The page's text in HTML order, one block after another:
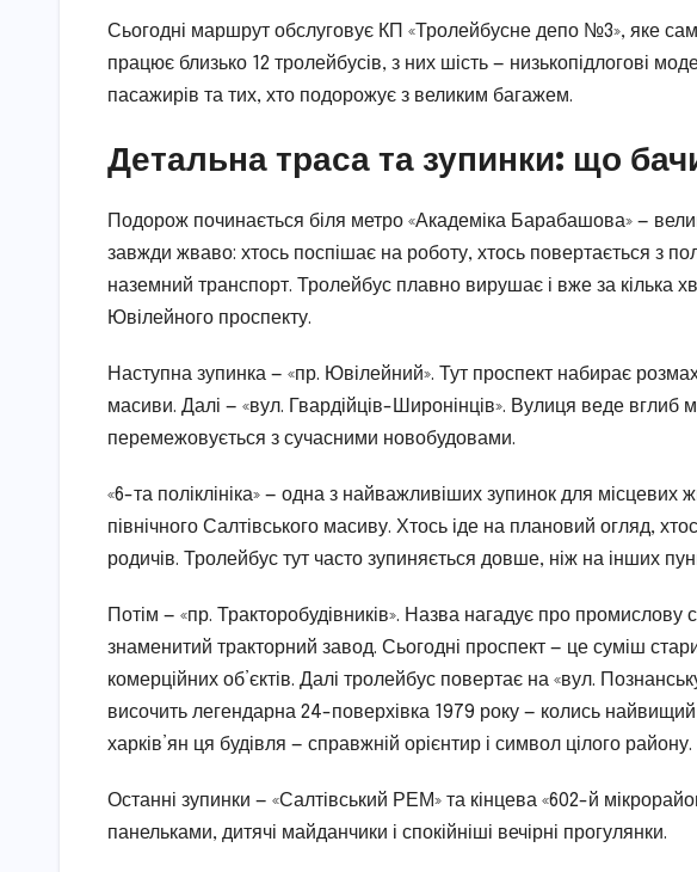
Сьогодні маршрут обслуговує КП «Тролейбусне депо №3», яке
працює близько 12 тролейбусів, з них шість — низькопідлогові
пасажирів та тих, хто подорожує з великим багажем.
Детальна траса та зупинки: що
Подорож починається біля метро «Академіка Барабашова» —
завжди жваво: хтось поспішає на роботу, хтось повертається з
наземний транспорт. Тролейбус плавно вирушає і вже за кілька
Ювілейного проспекту.
Наступна зупинка — «пр. Ювілейний». Тут проспект набирає
масиви. Далі — «вул. Гвардійців-Широнінців». Вулиця веде вглиб
перемежовується з сучасними новобудовами.
«6-та поліклініка» — одна з найважливіших зупинок для місцевих
північного Салтівського масиву. Хтось іде на плановий огляд,
родичів. Тролейбус тут часто зупиняється довше, ніж на інших
Потім — «пр. Тракторобудівників». Назва нагадує про
знаменитий тракторний завод. Сьогодні проспект — це суміш
комерційних об’єктів. Далі тролейбус повертає на «вул.
височить легендарна 24-поверхівка 1979 року — колись
харків’ян ця будівля — справжній орієнтир і символ цілого району.
Останні зупинки — «Салтівський РЕМ» та кінцева «602-й
панельками, дитячі майданчики і спокійніші вечірні прогулянки.